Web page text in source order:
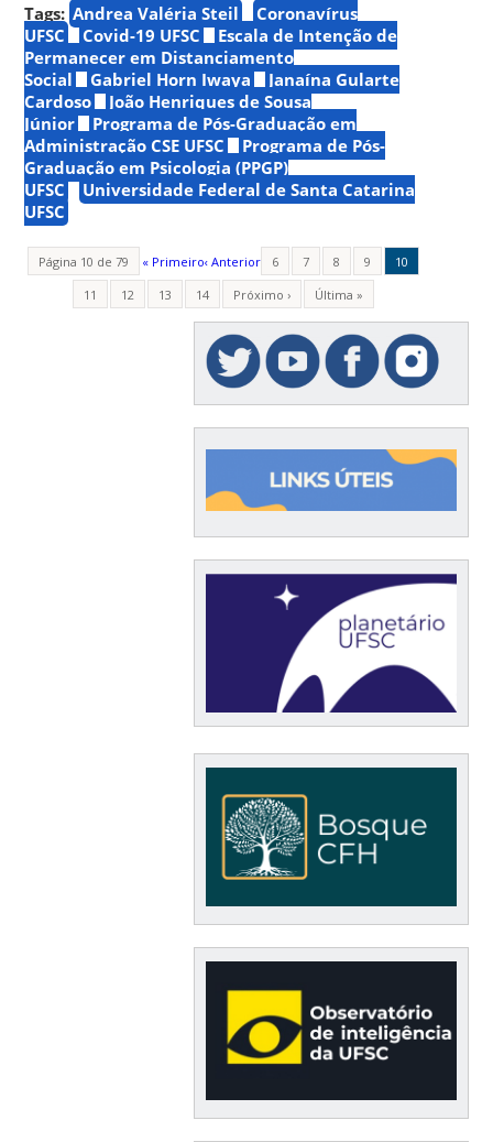
Tags: Andrea Valéria Steil
Coronavírus
UFSC
Covid-19 UFSC
Escala de Intenção de
Permanecer em Distanciamento
Social
Gabriel Horn Iwaya
Janaína Gularte
Cardoso
João Henriques de Sousa
Júnior
Programa de Pós-Graduação em
Administração CSE UFSC
Programa de Pós-
Graduação em Psicologia (PPGP)
UFSC
Universidade Federal de Santa Catarina
UFSC
Página 10 de 79 « Primeiro‹ Anterior 6 7 8 9
10
11
12 13 14 Próximo › Última »